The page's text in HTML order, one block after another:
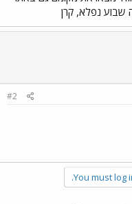
שבוע נפלא, קרן
#2
You must log